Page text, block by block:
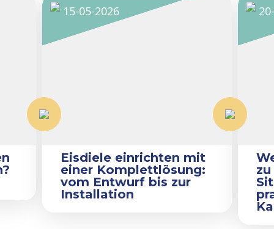
15-05-2026
Eisdiele einrichten mit
einer Komplettlösung:
vom Entwurf bis zur
Installation